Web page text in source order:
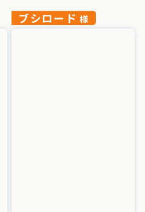
ブシロード 様